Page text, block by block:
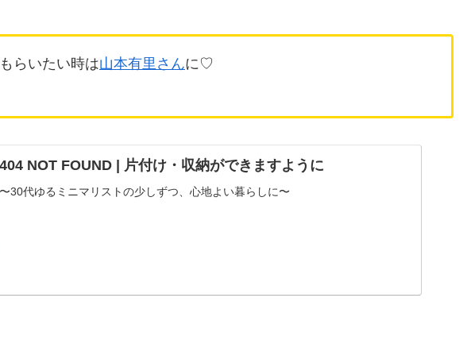
らいたい時は山本有里さんに♡
404 NOT FOUND | 片付け・収納ができますように
〜30代ゆるミニマリストの少しずつ、心地よい暮らしに〜